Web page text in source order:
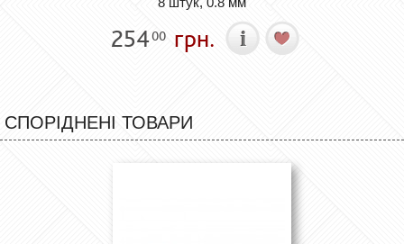
25400 грн.
СПОРІДНЕНІ ТОВАРИ